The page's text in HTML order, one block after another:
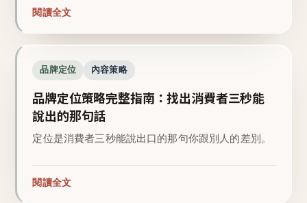
閱讀全文
品牌定位 內容策略
品牌定位策略完整指南：找出消費者三秒能
說出的那句話
定位是消費者三秒能說出口的那句你跟別人的差別。
閱讀全文